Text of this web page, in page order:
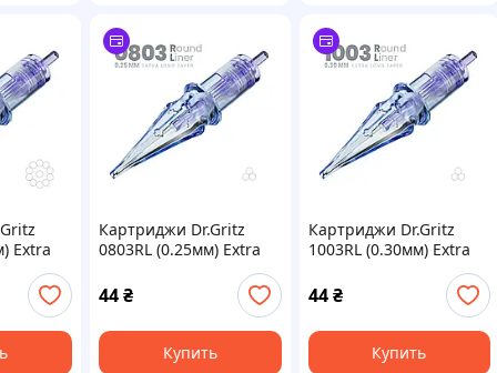
Extra
Картриджи Dr.Gritz
0803RL (0.25мм) Extra
44₴
Купить
Картриджи Dr.Gritz
1003RL (0.30мм) Extra
44 ₴
Купить